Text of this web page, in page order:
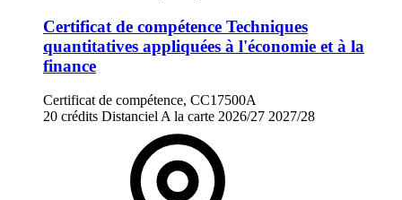
Certificat de compétence Techniques
quantitatives appliquées à l'économie et à la
finance
Certificat de compétence, CC17500A
20 crédits DistancielA la carte 2026/27 2027/28